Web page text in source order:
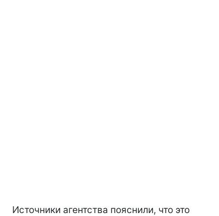
Источники агентства пояснили, что это